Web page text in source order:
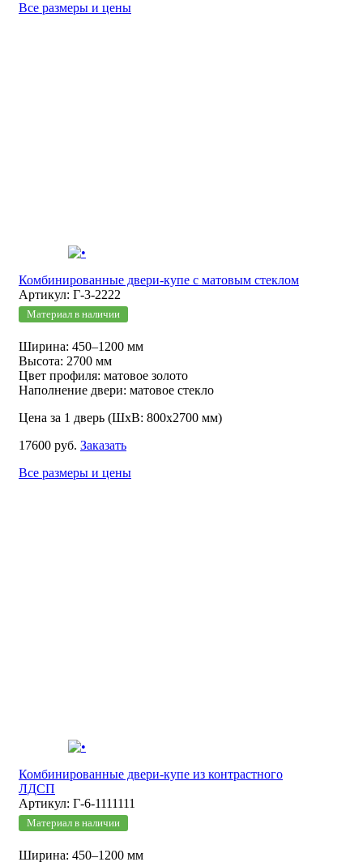
Все размеры и цены
Комбинированные двери-купе с матовым стеклом
Артикул: Г-3-2222
Материал в наличии
Ширина: 450–1200 мм
Высота: 2700 мм
Цвет профиля: матовое золото
Наполнение двери: матовое стекло
Цена за 1 дверь (ШхВ: 800х2700 мм)
17600 руб. Заказать
Все размеры и цены
Комбинированные двери-купе из контрастного
ЛДСП
Артикул: Г-6-1111111
Материал в наличии
Ширина: 450–1200 мм